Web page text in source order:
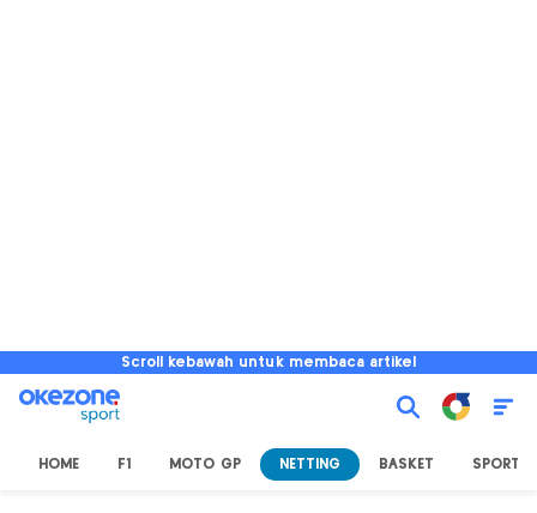
Scroll kebawah untuk membaca artikel
HOME F1 MOTO GP NETTING BASKET SPORT